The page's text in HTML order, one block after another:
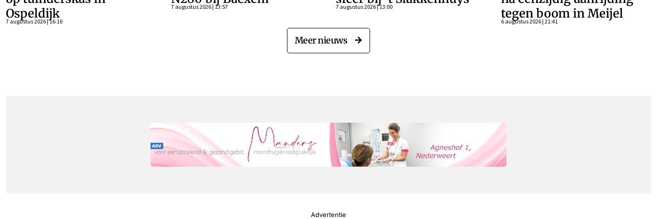
Ospeldijk
7 augustus 2026 | 16:16
7 augustus 2026 | 13:57 7 augustus 2026 | 13:00
tegen boom in Meijel
6 augustus 2026 | 21:41
Meer nieuws
Advertentie